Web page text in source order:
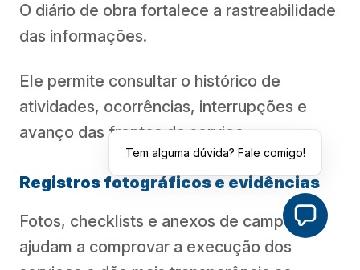
O diário de obra fortalece a rastreabilidade
das informações.
Ele permite consultar o histórico de
atividades, ocorrências, interrupções e
avanço das frentes de serviço.
Registros fotográficos e evidências
Fotos, checklists e anexos de campo
ajudam a comprovar a execução dos
Tem alguma dúvida? Fale comigo!